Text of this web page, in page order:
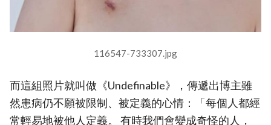
116547-733307.jpg
而這組照片就叫做《Undefinable》，傳遞出博主雖
然患病仍不願被限制、被定義的心情：「每個人都經
常輕易地被他人定義。 有時我們會變成奇怪的人，